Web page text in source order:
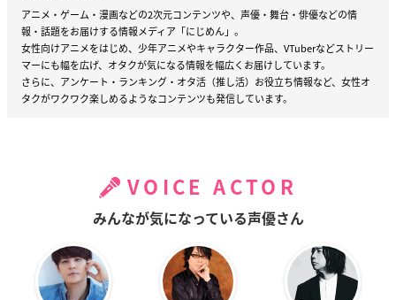
アニメ・ゲーム・漫画などの2次元コンテンツや、声優・舞台・俳優などの情
報・話題をお届けする情報メディア「にじめん」。
女性向けアニメをはじめ、少年アニメやキャラクター作品、VTuberなどストリー
マーにも幅を広げ、オタクが気になる情報を幅広くお届けしています。
さらに、アンケート・ランキング・オタ活（推し活）お役立ち情報など、女性オ
タクがワクワク楽しめるようなコンテンツも発信しています。
VOICE ACTOR
みんなが気になっている声優さん